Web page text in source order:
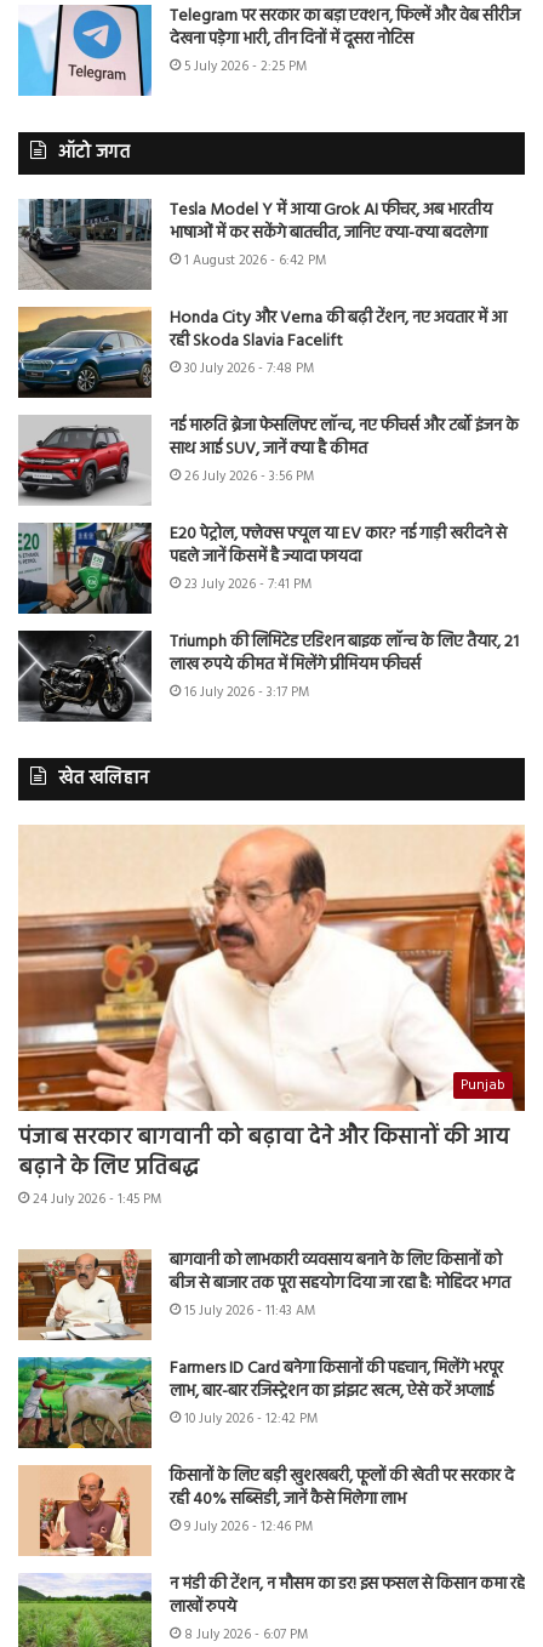
Telegram पर सरकार का बड़ा एक्शन, फिल्में और वेब सीरीज
देखना पड़ेगा भारी, तीन दिनों में दूसरा नोटिस
5 July 2026 - 2:25 PM
ऑटो जगत
Tesla Model Y में आया Grok AI फीचर, अब भारतीय
भाषाओं में कर सकेंगे बातचीत, जानिए क्या-क्या बदलेगा
1 August 2026 - 6:42 PM
Honda City और Verna की बढ़ी टेंशन, नए अवतार में आ
रही Skoda Slavia Facelift
30 July 2026 - 7:48 PM
नई मारुति ब्रेजा फेसलिफ्ट लॉन्च, नए फीचर्स और टर्बो इंजन के
साथ आई SUV, जानें क्या है कीमत
26 July 2026 - 3:56 PM
E20 पेट्रोल, फ्लेक्स फ्यूल या EV कार? नई गाड़ी खरीदने से
पहले जानें किसमें है ज्यादा फायदा
23 July 2026 - 7:41 PM
Triumph की लिमिटेड एडिशन बाइक लॉन्च के लिए तैयार, 21
लाख रुपये कीमत में मिलेंगे प्रीमियम फीचर्स
16 July 2026 - 3:17 PM
खेत खलिहान
Punjab
पंजाब सरकार बागवानी को बढ़ावा देने और किसानों की आय
बढ़ाने के लिए प्रतिबद्ध
24 July 2026 - 1:45 PM
बागवानी को लाभकारी व्यवसाय बनाने के लिए किसानों को
बीज से बाजार तक पूरा सहयोग दिया जा रहा है: मोहिंदर भगत
15 July 2026 - 11:43 AM
Farmers ID Card बनेगा किसानों की पहचान, मिलेंगे भरपूर
लाभ, बार-बार रजिस्ट्रेशन का झंझट खत्म, ऐसे करें अप्लाई
10 July 2026 - 12:42 PM
किसानों के लिए बड़ी खुशखबरी, फूलों की खेती पर सरकार दे
रही 40% सब्सिडी, जानें कैसे मिलेगा लाभ
9 July 2026 - 12:46 PM
न मंडी की टेंशन, न मौसम का डर! इस फसल से किसान कमा रहे
लाखों रुपये
8 July 2026 - 6:07 PM